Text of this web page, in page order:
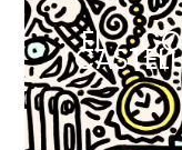
EL